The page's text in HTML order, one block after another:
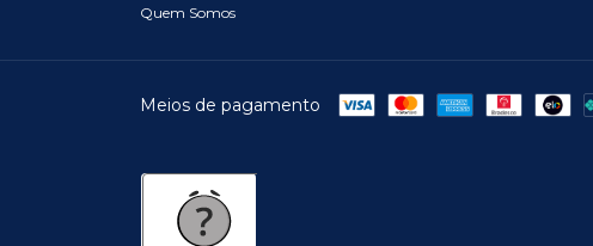
Quem Somos
Meios de pagamento